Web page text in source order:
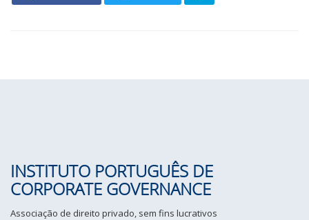
INSTITUTO PORTUGUÊS DE
CORPORATE GOVERNANCE
Associação de direito privado, sem fins lucrativos